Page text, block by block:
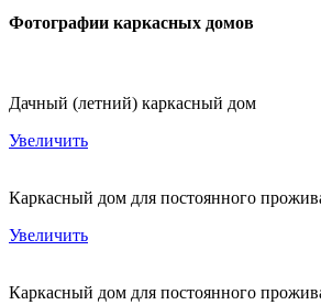
Фотографии каркасных домов
Дачный (летний) каркасный дом
Увеличить
Каркасный дом для постоянного
Увеличить
Каркасный дом для постоянного